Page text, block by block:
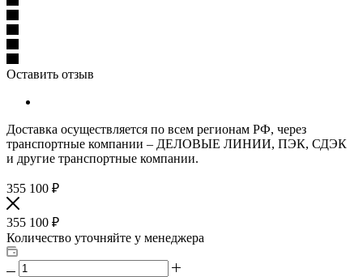
Оставить отзыв
Доставка осуществляется по всем регионам РФ, через
транспортные компании – ДЕЛОВЫЕ ЛИНИИ, ПЭК, СДЭК
и другие транспортные компании.
355 100 ₽
355 100 ₽
Количество уточняйте у менеджера